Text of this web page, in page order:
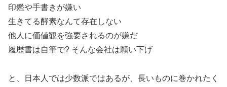
印鑑や手書きが嫌い
生きてる酵素なんて存在しない
他人に価値観を強要されるのが嫌だ
履歴書は自筆で? そんな会社は願い下げ
と、日本人では少数派ではあるが、長いものに巻かれたく